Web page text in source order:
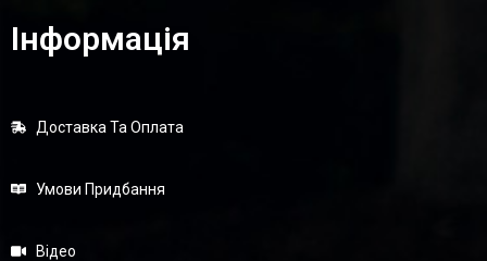
Інформація
Доставка Та Оплата
Умови Придбання
Відео